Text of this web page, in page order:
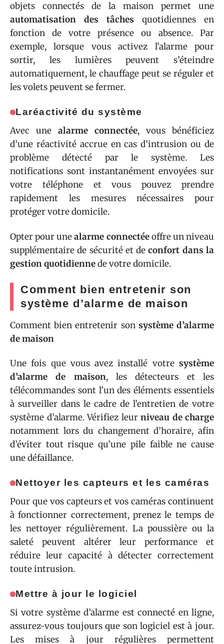
objets connectés de la maison permet une
automatisation des tâches quotidiennes en
fonction de votre présence ou absence. Par
exemple, lorsque vous activez l’alarme pour
sortir, les lumières peuvent s’éteindre
automatiquement, le chauffage peut se réguler et
les volets peuvent se fermer.
Laréactivité du système
Avec une alarme connectée, vous bénéficiez
d’une réactivité accrue en cas d’intrusion ou de
problème détecté par le système. Les
notifications sont instantanément envoyées sur
votre téléphone et vous pouvez prendre
rapidement les mesures nécessaires pour
protéger votre domicile.
Opter pour unealarme connectéeoffre un niveau
supplémentaire de sécurité et deconfort dans la
gestion quotidiennede votre domicile.
Comment bien entretenir son
système d’alarme de maison
Comment bien entretenir son système d’alarme
de maison
Une fois que vous avez installé votre système
d’alarme de maison, les détecteurs et les
télécommandes sont l’un des éléments essentiels
à surveiller dans le cadre de l’entretien de votre
système d’alarme. Vérifiez leur niveau de charge
notamment lors du changement d’horaire, afin
d’éviter tout risque qu’une pile faible ne cause
une défaillance.
Nettoyer les capteurs et les caméras
Pour que vos capteurs et vos caméras continuent
à fonctionner correctement, prenez le temps de
les nettoyer régulièrement. La poussière ou la
saleté peuvent altérer leur performance et
réduire leur capacité à détecter correctement
toute intrusion.
Mettre à jour le logiciel
Si votre système d’alarme est connecté en ligne,
assurez-vous toujours que son logiciel est à jour.
Les mises à jour régulières permettent